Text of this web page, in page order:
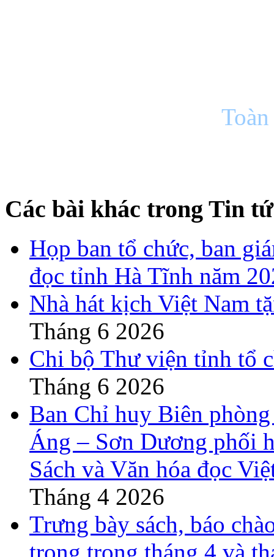
Các bài khác trong Tin
Họp ban tổ chức, ban
đọc tỉnh Hà Tĩnh năm
Nhà hát kịch Việt Nam
Tháng 6 2026
Chi bộ Thư viện tỉnh tổ
Tháng 6 2026
Ban Chỉ huy Biên
Áng – Sơn Dương phối
Sách và Văn hóa đọc
Tháng 4 2026
Trưng bày sách, báo